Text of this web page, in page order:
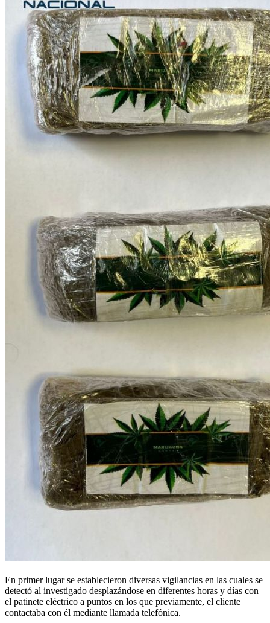
En primer lugar se establecieron diversas vigilancias en las cuales se
detectó al investigado desplazándose en diferentes horas y días con
el patinete eléctrico a puntos en los que previamente, el cliente
contactaba con él mediante llamada telefónica.